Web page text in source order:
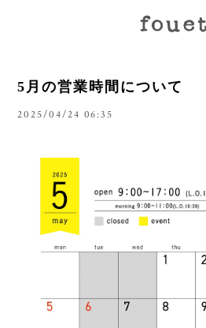
5月の営業時間について
2025/04/24 06:35